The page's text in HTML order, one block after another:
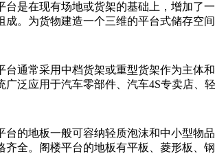
在现有场地或货架的基础上，增加了一
成。为货物建造一个三维的平台式储存空
常采用中档货架或重型货架作为主体和
泛应用于汽车零部件、汽车4S专卖店、
地板一般可容纳轻质泡沫和中小型物品
全。阁楼平台的地板有平板、菱形板、